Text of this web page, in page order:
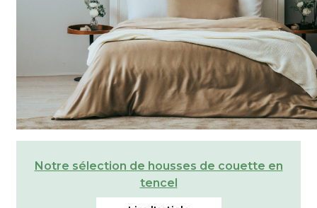
Notre sélection de housses de couette en
tencel